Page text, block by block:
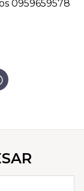
0959659578